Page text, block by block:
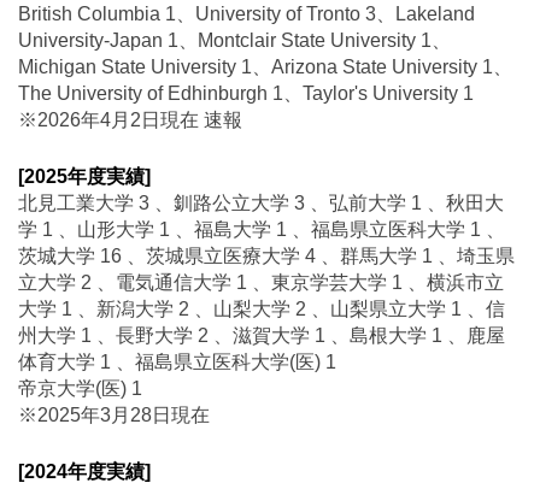
British Columbia 1、University of Tronto 3、Lakeland
University-Japan 1、Montclair State University 1、
Michigan State University 1、Arizona State University 1、
The University of Edhinburgh 1、Taylor's University 1
※2026年4月2日現在 速報
[2025年度実績]
北見工業大学 3 、釧路公立大学 3 、弘前大学 1 、秋田大
学 1 、山形大学 1 、福島大学 1 、福島県立医科大学 1 、
茨城大学 16 、茨城県立医療大学 4 、群馬大学 1 、埼玉県
立大学 2 、電気通信大学 1 、東京学芸大学 1 、横浜市立
大学 1 、新潟大学 2 、山梨大学 2 、山梨県立大学 1 、信
州大学 1 、長野大学 2 、滋賀大学 1 、島根大学 1 、鹿屋
体育大学 1 、福島県立医科大学(医) 1
帝京大学(医) 1
※2025年3月28日現在
[2024年度実績]